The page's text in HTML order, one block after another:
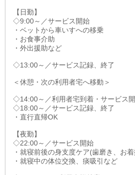
【日勤】
◇9:00～／サービス開始
・ベットから車いすへの移乗
・お食事介助
・外出援助など
◇13:00～／サービス記録、終了
＜休憩・次の利用者宅へ移動＞
◇14:00～／利用者宅到着・サービス
◇18:00～／サービス記録、終了
・直行直帰OK
【夜勤】
◇22:00～／サービス開始
・就寝前後の身支度ケア(歯磨き、お
・就寝中の体位交換、痰吸引など